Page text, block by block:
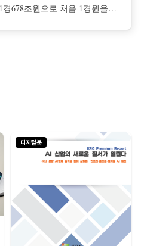
678조원으로 처음 1경원을
디지털북